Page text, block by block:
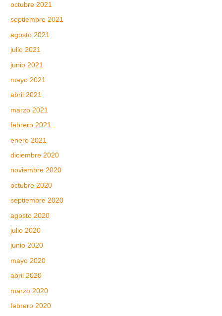
octubre 2021
septiembre 2021
agosto 2021
julio 2021
junio 2021
mayo 2021
abril 2021
marzo 2021
febrero 2021
enero 2021
diciembre 2020
noviembre 2020
octubre 2020
septiembre 2020
agosto 2020
julio 2020
junio 2020
mayo 2020
abril 2020
marzo 2020
febrero 2020